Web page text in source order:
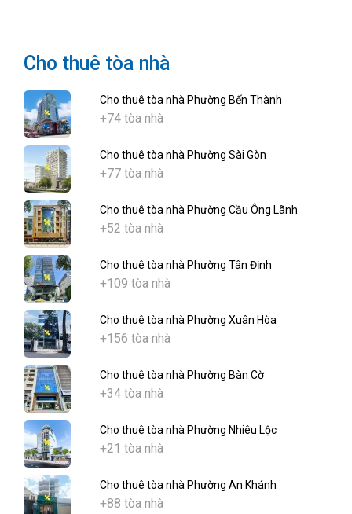
Cho thuê tòa nhà
Cho thuê tòa nhà Phường Bến Thành
+74 tòa nhà
Cho thuê tòa nhà Phường Sài Gòn
+77 tòa nhà
Cho thuê tòa nhà Phường Cầu Ông Lãnh
+52 tòa nhà
Cho thuê tòa nhà Phường Tân Định
+109 tòa nhà
Cho thuê tòa nhà Phường Xuân Hòa
+156 tòa nhà
Cho thuê tòa nhà Phường Bàn Cờ
+34 tòa nhà
Cho thuê tòa nhà Phường Nhiêu Lộc
+21 tòa nhà
Cho thuê tòa nhà Phường An Khánh
+88 tòa nhà